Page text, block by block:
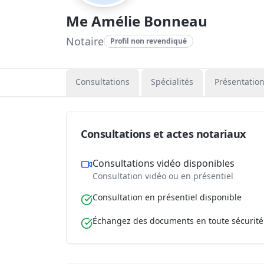
Me Amélie Bonneau
Notaire Profil non revendiqué
Consultations Spécialités Présentation
Consultations et actes notariaux
Consultations vidéo disponibles
Consultation vidéo ou en présentiel
Consultation en présentiel disponible
Échangez des documents en toute sécurité